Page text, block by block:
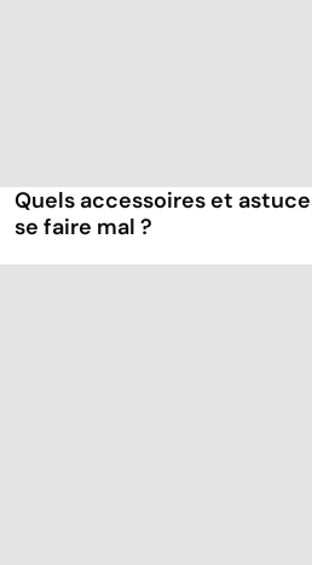
Quels accessoires et
se faire mal ?